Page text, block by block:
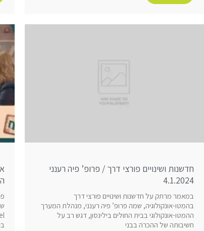
חדשנות ושינויים פורצי דרך / פרופ’ פיה רענני
4.1.2024
במאמר מרתק על חדשנות ושינויים פורצי דרך
בהמטו-אונקולוגיה, שמה פרופ’ פיה רענני, מנהלת המערך
ההמטו-אונקולוגי בבית החולים בילינסון, דגש רב על
חשיבותה של ההכרה בבני